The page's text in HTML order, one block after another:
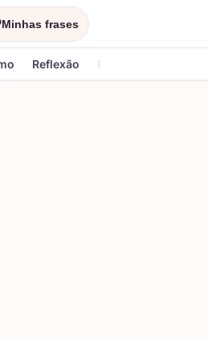
texto
Minhas frases
Reflexão Religiosa